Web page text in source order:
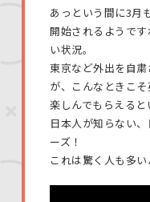
あっという間に3月
開始されるようで
い状況。
東京など外出を自
が、こんなときこ
楽しんでもらえると
日本人が知らない
ーズ！
これは驚く人も多